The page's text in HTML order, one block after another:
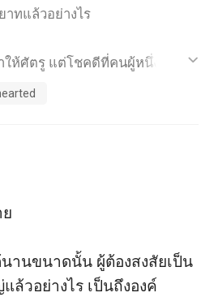
าทแล้วอย่างไร
ให้ศัตรู แต่โชคดีที่คนผู้หนึ่งช่วยไว้
นถึงท่านอ๋อง เป็นน้องชายของ
ทุกค่ำคืน...
ic_default
านขนาดนั้น ผู้ต้องสงสัยเป็น
ล้วอย่างไร เป็นถึงองค์